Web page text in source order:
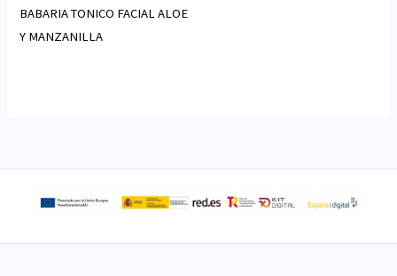
BABARIA TONICO FACIAL ALOE
Y MANZANILLA